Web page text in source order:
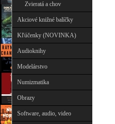
Zvieratá a chov
Akciové knižné balíčky
Kľúčenky (NOVINKA)
Audioknihy
Modelárstvo
Numizmatika
Obrazy
Software, audio, video